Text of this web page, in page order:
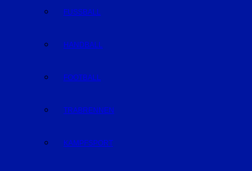
FUSSBALL
HANDBALL
FOOTBALL
TRABRENNEN
KAMPFSPORT